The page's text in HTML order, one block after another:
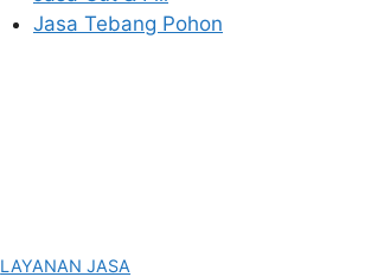
Jasa Tebang Pohon
Categories
LAYANAN JASA